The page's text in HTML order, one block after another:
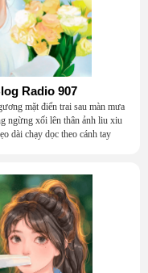
Radio 907
mặt điển trai sau màn mưa
ngừng xối lên thân ảnh liu xiu
dài chạy dọc theo cánh tay